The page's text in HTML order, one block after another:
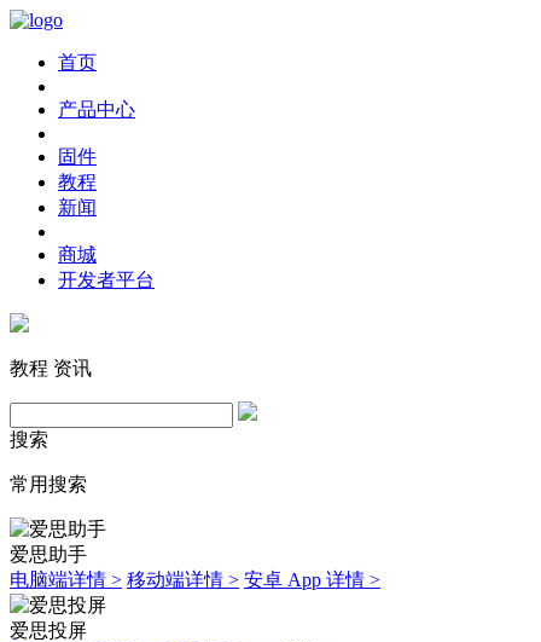
首页
产品中心
固件
教程
新闻
商城
开发者平台
教程 资讯
搜索
常用搜索
爱思助手
电脑端详情 > 移动端详情 > 安卓 App 详情 >
爱思投屏